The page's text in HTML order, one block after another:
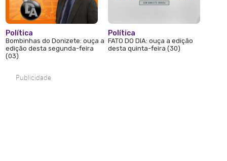
Política
Bombinhas do Donizete: ouça a
edição desta segunda-feira
(03)
Política
FATO DO DIA: ouça a edição
desta quinta-feira (30)
Publicidade